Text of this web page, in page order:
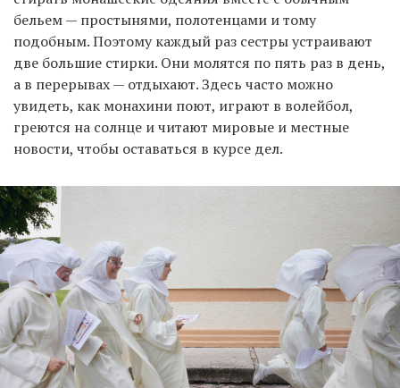
бельем — простынями, полотенцами и тому
подобным. Поэтому каждый раз сестры устраивают
две большие стирки. Они молятся по пять раз в день,
а в перерывах — отдыхают. Здесь часто можно
увидеть, как монахини поют, играют в волейбол,
греются на солнце и читают мировые и местные
новости, чтобы оставаться в курсе дел.